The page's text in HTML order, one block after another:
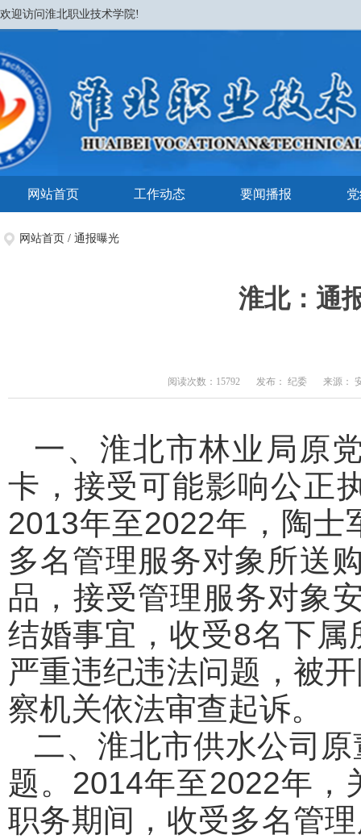
欢迎访问淮北职业技术学院!
网站首页 工作动态 要闻播报
网站首页 / 通报曝光
淮北：通
阅读次数：15792 发布： 纪委 来源：
一、淮北市林业局原
卡，接受可能影响公正
2013年至2022年，陶士
多名管理服务对象所送
品，接受管理服务对象
结婚事宜，收受8名下
严重违纪违法问题，被
察机关依法审查起诉。
二、淮北市供水公司
题。2014年至2022年，
职务期间，收受多名管